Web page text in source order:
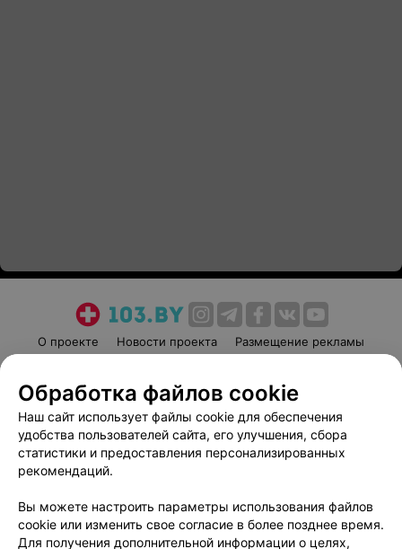
О проекте Новости проекта
Размещение рекламы
Пользовательское соглашение
Способы оплаты
Вакансии
Партнеры
Написать руководителю 103.by
Обработка персональных данных
Обработка файлов cookie
Наш сайт использует файлы cookie для обеспечения
удобства пользователей сайта, его улучшения, сбора
статистики и предоставления персонализированных
рекомендаций.
Вы можете настроить параметры использования файлов
cookie или изменить свое согласие в более позднее время.
Для получения дополнительной информации о целях,